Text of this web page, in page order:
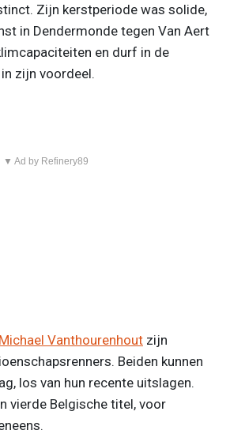
Zijn kerstperiode was solide,
in Dendermonde tegen Van Aert
en durf in de
zijn voordeel.
▼ Ad by Refinery89
Michael Vanthourenhout zijn
Beiden kunnen
los van hun recente uitslagen.
vierde Belgische titel, voor